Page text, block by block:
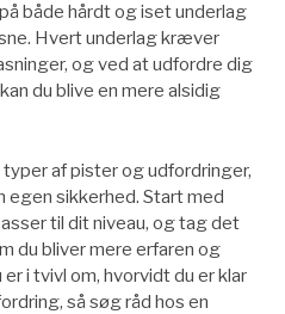
både hårdt og iset underlag
Hvert underlag kræver
og ved at udfordre dig
du blive en mere alsidig
af pister og udfordringer,
egen sikkerhed. Start med
til dit niveau, og tag det
du bliver mere erfaren og
i tvivl om, hvorvidt du er klar
så søg råd hos en